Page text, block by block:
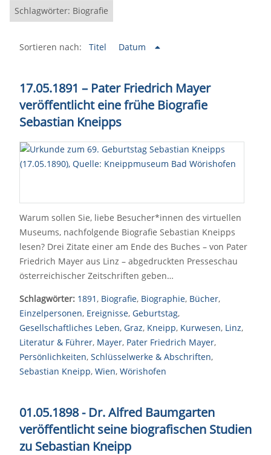
Schlagwörter: Biografie
Sortieren nach: Titel Datum
17.05.1891 – Pater Friedrich Mayer
veröffentlicht eine frühe Biografie
Sebastian Kneipps
Warum sollen Sie, liebe Besucher*innen des virtuellen
Museums, nachfolgende Biografie Sebastian Kneipps
lesen? Drei Zitate einer am Ende des Buches – von Pater
Friedrich Mayer aus Linz – abgedruckten Presseschau
österreichischer Zeitschriften geben…
Schlagwörter: 1891, Biografie, Biographie, Bücher,
Einzelpersonen, Ereignisse, Geburtstag,
Gesellschaftliches Leben, Graz, Kneipp, Kurwesen, Linz,
Literatur & Führer, Mayer, Pater Friedrich Mayer,
Persönlichkeiten, Schlüsselwerke & Abschriften,
Sebastian Kneipp, Wien, Wörishofen
01.05.1898 - Dr. Alfred Baumgarten
veröffentlicht seine biografischen Studien
zu Sebastian Kneipp